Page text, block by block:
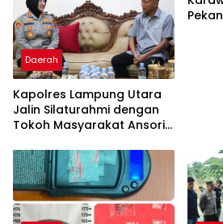
Daerah
Kapolres Lampung Utara
Jalin Silaturahmi dengan
Tokoh Masyarakat Ansori